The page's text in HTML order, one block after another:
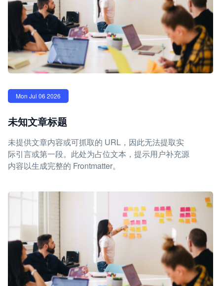
Mon Jul 06 2026
未知文章标题
未提供文章内容或可抓取的 URL，因此无法提取实
际引言或第一段。此处为占位文本，提示用户补充源
内容以生成完整的 Frontmatter。